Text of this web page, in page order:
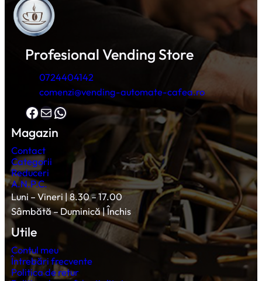
Profesional Vending Store
0724404142
comenzi@vending-automate-cafea.ro
Facebook Mail WhatsApp
Magazin
Contact
Categorii
Reduceri
A.N.P.C.
Luni – Vineri | 8.30 – 17.00
Sâmbătă – Duminică | Închis
Utile
Contul meu
Întrebări frecvente
Politica de retur